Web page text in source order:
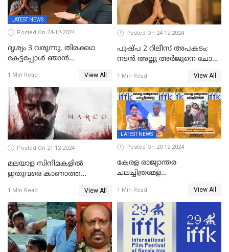
LATEST NEWS
Posted On 24-12-2024
ദൃശ്യം 3 വരുന്നു, തിരക്കഥ
കേട്ടപ്പോള്‍ ഞാന്‍
സ്ഥിരീകരിച്ച് മോഹൻലാൽ
1 Min Read View All
Posted On 24-12-2024
പുഷ്പ 2 റിലീസ് അപകടം;
നടന്‍ അല്ലു അര്‍ജുനെ ചോദ്യം
1 Min Read View All
Posted On 21-12-2024
മലയാള സിനിമകളിൽ
ഇതുവരെ കാണാത്ത
മുകുന്ദൻ ചിത്രം മാർക്കോ
1 Min Read View All
LATEST NEWS
Posted On 20-12-2024
കേരള രാജ്യാന്തര
ചലച്ചിത്രമേള
സിനിമ അവാര്‍ഡ്
സംവിധായിക പായല്‍
കപാഡിയയ്ക്ക് സമ്മാനിച്ചു;
ഫെമിനിച്ചി ഫാത്തിമയ്ക്ക്
അഞ്ച് പുരസ്കാരം
1 Min Read View All